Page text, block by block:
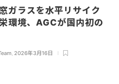
ガラスを水平リサイク
環境、AGCが国内初の
2026年3月16日